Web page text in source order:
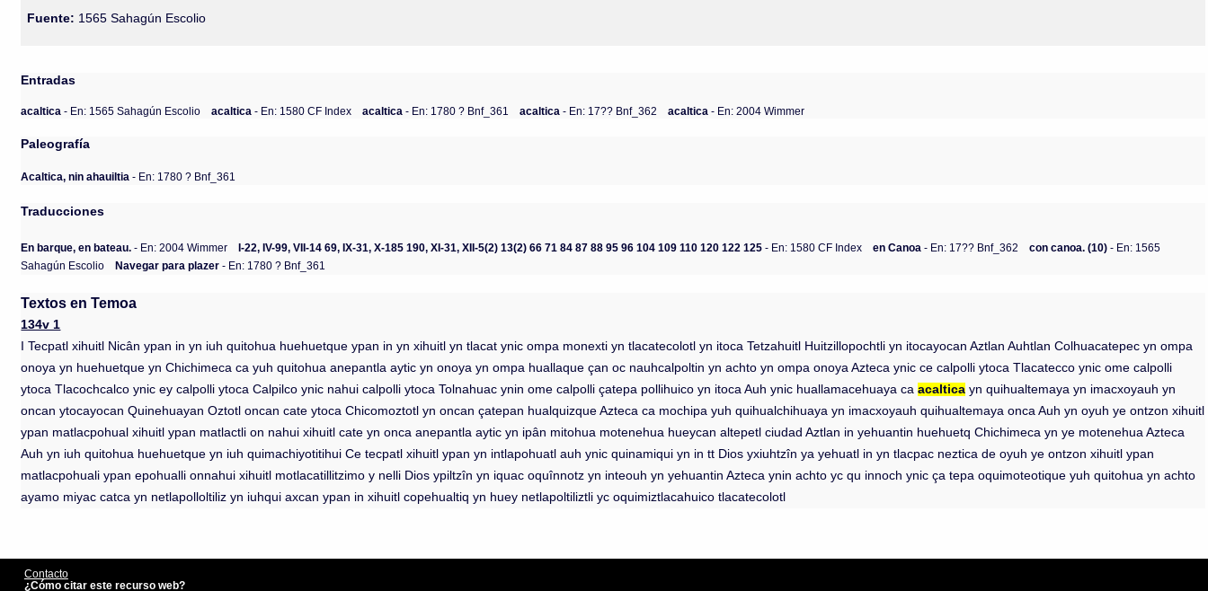
Fuente: 1565 Sahagún Escolio
Entradas
acaltica- En: 1565 Sahagún Escolio acaltica- En: 1580 CF Index acaltica- En: 1780 ? Bnf_361 acaltica- En: 17?? Bnf_362 acaltica- En: 2004 Wimmer
Paleografía
Acaltica, nin ahauiltia - En: 1780 ? Bnf_361
Traducciones
En barque, en bateau. - En: 2004 Wimmer I-22, IV-99, VII-14 69, IX-31, X-185 190, XI-31, XII-5(2) 13(2) 66 71 84 87 88 95 96 104 109 110 120 122 125 - En: 1580 CF Index en Canoa - En: 17?? Bnf_362 con canoa. (10) - En: 1565
Sahagún Escolio
Navegar para plazer - En: 1780 ? Bnf_361
Textos en Temoa
134v 1
I Tecpatl xihuitl Nicân ypan in yn iuh quitohua huehuetque ypan in yn xihuitl yn tlacat ynic ompa monexti yn tlacatecolotl yn itoca Tetzahuitl Huitzillopochtli yn itocayocan Aztlan Auhtlan Colhuacatepec yn ompa
onoya yn huehuetque yn Chichimeca ca yuh quitohua anepantla aytic yn onoya yn ompa huallaque çan oc nauhcalpoltin yn achto yn ompa onoya Azteca ynic ce calpolli ytoca Tlacatecco ynic ome calpolli
ytoca Tlacochcalco ynic ey calpolli ytoca Calpilco ynic nahui calpolli ytoca Tolnahuac ynin ome calpolli çatepa pollihuico yn itoca Auh ynic huallamacehuaya caacaltica yn quihualtemaya yn imacxoyauh yn
oncan ytocayocan Quinehuayan Oztotl oncan cate ytoca Chicomoztotl yn oncan çatepan hualquizque Azteca ca mochipa yuh quihualchihuaya yn imacxoyauh quihualtemaya onca Auh yn oyuh ye ontzon xihuitl
ypan matlacpohual xihuitl ypan matlactli on nahui xihuitl cate yn onca anepantla aytic yn ipân mitohua motenehua hueycan altepetl ciudad Aztlan in yehuantin huehuetq Chichimeca yn ye motenehua Azteca
Auh yn iuh quitohua huehuetque yn iuh quimachiyotitihui Ce tecpatl xihuitl ypan yn intlapohuatl auh ynic quinamiqui yn in tt Dios yxiuhtzîn ya yehuatl in yn tlacpac neztica de oyuh ye ontzon xihuitl ypan
matlacpohuali ypan epohualli onnahui xihuitl motlacatillitzimo y nelli Dios ypiltzîn yn iquac oquînnotz yn inteouh yn yehuantin Azteca ynin achto yc qu innoch ynic ça tepa oquimoteotique yuh quitohua yn achto
ayamo miyac catca yn netlapolloltiliz yn iuhqui axcan ypan in xihuitl copehualtiq yn huey netlapoltiliztli yc oquimiztlacahuico tlacatecolotl
Contacto
¿Cómo citar este recurso web?